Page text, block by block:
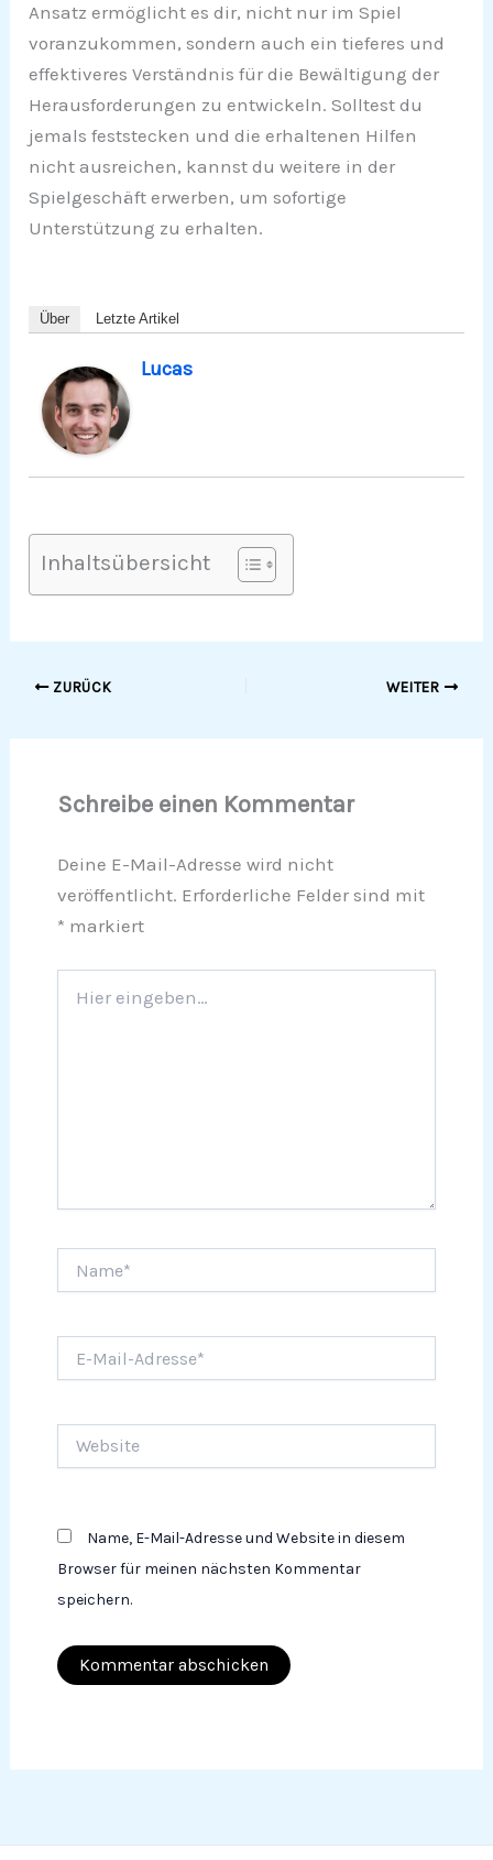
Ansatz ermöglicht es dir, nicht nur im Spiel
voranzukommen, sondern auch ein tieferes und
effektiveres Verständnis für die Bewältigung der
Herausforderungen zu entwickeln. Solltest du
jemals feststecken und die erhaltenen Hilfen
nicht ausreichen, kannst du weitere in der
Spielgeschäft erwerben, um sofortige
Unterstützung zu erhalten.
Über Letzte Artikel
Lucas
Inhaltsübersicht
ZURÜCK WEITER
Schreibe einen Kommentar
Deine E-Mail-Adresse wird nicht
veröffentlicht. Erforderliche Felder sind mit
* markiert
eingeben…
Mail-
Name, E-Mail-Adresse und Website in diesem
Browser für meinen nächsten Kommentar
speichern.